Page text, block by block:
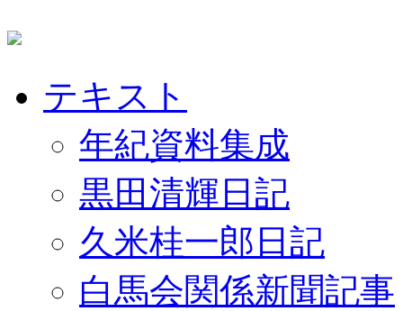
テキスト
年紀資料集成
黒田清輝日記
久米桂一郎日記
白馬会関係新聞記事